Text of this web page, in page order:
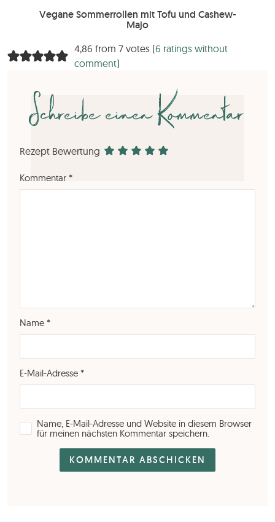
Vegane Sommerrollen mit Tofu und Cashew-
Majo
4,86 from 7 votes (6 ratings without
comment)
Schreibe einen Kommentar
Rezept Bewertung
Kommentar *
Name *
E-Mail-Adresse *
Name, E-Mail-Adresse und Website in diesem Browser
für meinen nächsten Kommentar speichern.